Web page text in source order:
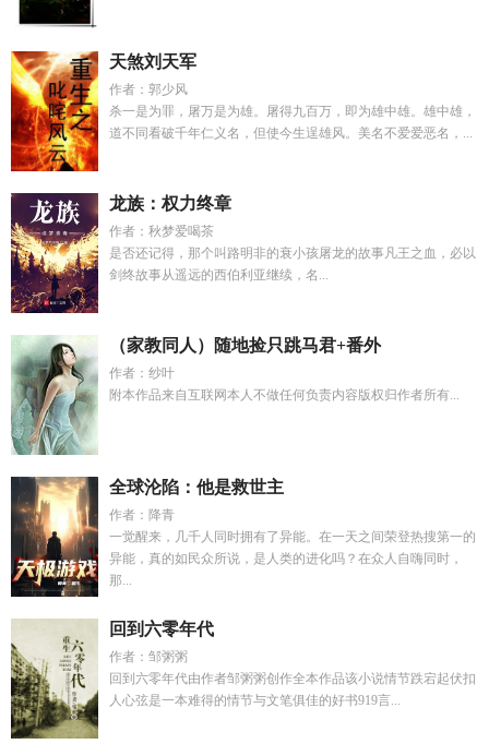
天煞刘天军
作者：郭少风
杀一是为罪，屠万是为雄。屠得九百万，即为雄中雄。雄中雄，
道不同看破千年仁义名，但使今生逞雄风。美名不爱爱恶名，...
龙族：权力终章
作者：秋梦爱喝茶
是否还记得，那个叫路明非的衰小孩屠龙的故事凡王之血，必以
剑终故事从遥远的西伯利亚继续，名...
（家教同人）随地捡只跳马君+番外
作者：纱叶
附本作品来自互联网本人不做任何负责内容版权归作者所有...
全球沦陷：他是救世主
作者：降青
一觉醒来，几千人同时拥有了异能。在一天之间荣登热搜第一的
异能，真的如民众所说，是人类的进化吗？在众人自嗨同时，
那...
回到六零年代
作者：邹粥粥
回到六零年代由作者邹粥粥创作全本作品该小说情节跌宕起伏扣
人心弦是一本难得的情节与文笔俱佳的好书919言...